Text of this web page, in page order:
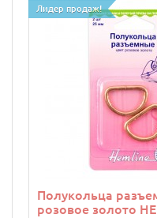
Лидер продаж!
Полукольца
розовое золото